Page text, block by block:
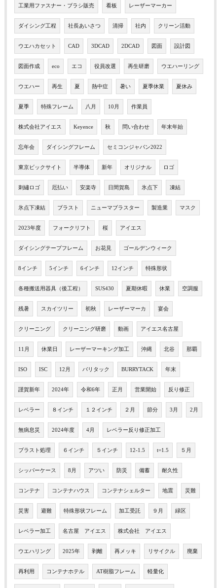
工業用ファスナー・ブラシ販売 看板 レーザーマーカー
ダイシング工程 社長あいさつ 清掃 社内 クリーン活動
ウエハカセット CAD 3DCAD 2DCAD 図面 設計図
図面作成 eco エコ 役員改選 再生研磨 ウエハーリング
ウエハー 再生 夏 熱中症 暑い 夏季休業 夏休み
夏季 特殊フレーム 八月 10月 作業員
株式会社アイエス Keyence 秋 問い合わせ 年末年始
忘年会 ダイシングフレーム セミコンジャパン2022
東京ビックサイト 半導体 新年 オリジナル ロゴ
刺繡ロゴ 厄払い 安楽寺 日間賀島 氷点下 凍結
氷点下凍結 ブラスト ニューマブラスター 製造業 マスク
2023年度 フォークリフト 桜 アイエス
ダイシングテープフレーム お花見 ゴールデンウィーク
8インチ 5インチ 6インチ 12インチ 特殊形状
各種搬送用器具（後工程） SUS430 夏期休暇 休業 空調服
残暑 スカイツリー 初秋 レーザーマーカ 宴会
クリーニング クリーニング研磨 動画 アイエス名古屋
11月 休業日 レーザーマーキング加工 沖縄 北谷 那覇
ISO ISC 12月 バリタック BURRYTACK 年末
謹賀新年 2024年 令和6年 正月 営業開始 反り修正
レベラー ８インチ １２インチ ２月 節分 3月 2月
無病息災 2024年度 4月 レベラー反り修正加工
ブラスト処理 ６インチ ５インチ 12-1.5 t=1.5 ５月
シッパーケース 8月 アツい 防災 備蓄 耐久性
コンテナ コンテナハウス コンテナシェルター 地震 災難
災害 避難 特殊形状フレーム 加工受託 ９月 緑区
レベラー加工 名古屋 アイエス 株式会社 アイエス
ウエハリング 2025年 剥離 再メッキ リサイクル 廃棄
再利用 コンテナホテル AT樹脂フレーム 軽量化